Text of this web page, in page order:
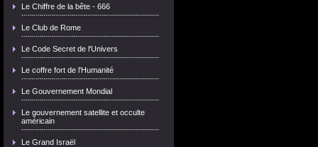
Le Chiffre de la bête - 666
Le Club de Rome
Le Code Secret de l'Univers
Le coffre fort de l'Humanité
Le Gouvernement Mondial
Le gouvernement satellite et occulte
américain
Le Grand Israël